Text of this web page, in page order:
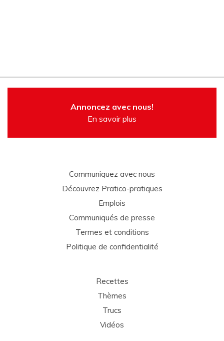
Annoncez avec nous!
En savoir plus
Communiquez avec nous
Découvrez Pratico-pratiques
Emplois
Communiqués de presse
Termes et conditions
Politique de confidentialité
Recettes
Thèmes
Trucs
Vidéos